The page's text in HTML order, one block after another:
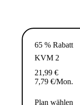
65 % Rabatt
KVM 2
21,99 €
7,79 €/Mon.
Plan wählen